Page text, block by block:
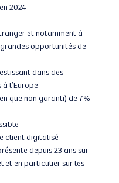
2024
et notamment à
opportunités de
dans des
l’Europe
que non garanti) de 7%
client digitalisé
depuis 23 ans sur
et en particulier sur les